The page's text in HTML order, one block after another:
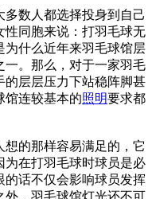
数人都选择投身到自己
性同胞来说：打羽毛球无
为什么近年来羽毛球馆层
一。那么，对于一家羽毛
的层层压力下站稳阵脚甚
馆连较基本的照明要求都
的那样容易满足的，它
为在打羽毛球时球员是必
的话不仅会影响球员发挥
外，羽毛球馆灯光还不可